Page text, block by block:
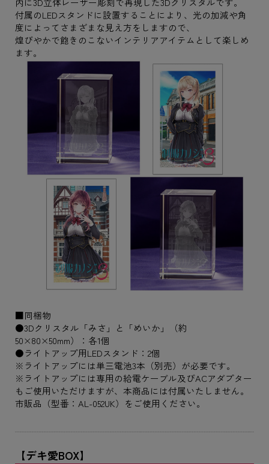
付属のLEDスタンドに設置することにより、光の加減や角
度によってさまざまな見え方をしますので、
煌びやかで飽きのこないインテリアアイテムとして楽しめ
ます。
■同梱物
●3Dクリスタル「みさ」と「めいか」（約
50×80×50mm）：各1個
●ライトアップ用LEDスタンド：2個
※ライトアップには単三電池3本（別売）が必要です。
※ライトアップには専用の給電ケーブル及びACアダプター
もご使用いただけますが、本商品には付属いたしません。
市販品（型番：AL-052UK）をご使用ください。
【デキ愛BOX】